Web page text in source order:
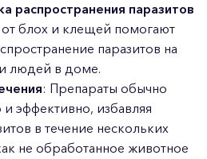
распространения паразитов
от блох и клещей помогают
паразитов на
людей в доме.
: Препараты обычно
эффективно, избавляя
в течение нескольких
не обработанное животное